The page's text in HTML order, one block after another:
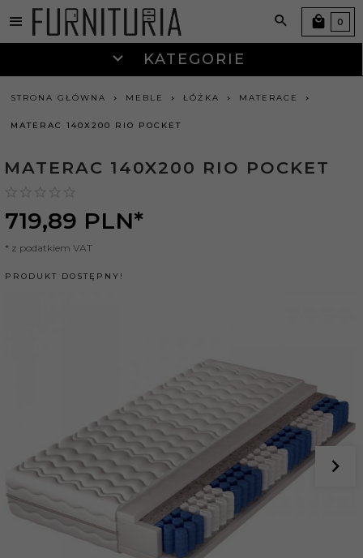
KATEGORIE
0
STRONA GŁÓWNA MEBLE ŁÓŻKA MATERACE
MATERAC 140X200 RIO POCKET
MATERAC 140X200 RIO POCKET
719,89 PLN*
* z podatkiem VAT
PRODUKT DOSTĘPNY!